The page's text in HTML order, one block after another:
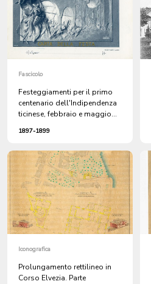
Fascicolo
Festeggiamenti per il primo
centenario dell'Indipendenza
ticinese, febbraio e maggio
1897-1899
Iconografica
Prolungamento rettilineo in
Corso Elvezia. Parte